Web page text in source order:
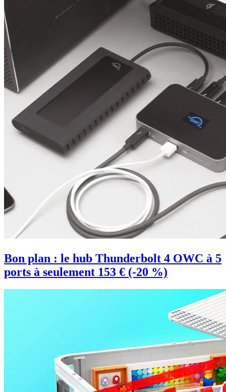
Bon plan : le hub Thunderbolt 4 OWC à 5
ports à seulement 153 € (-20 %)